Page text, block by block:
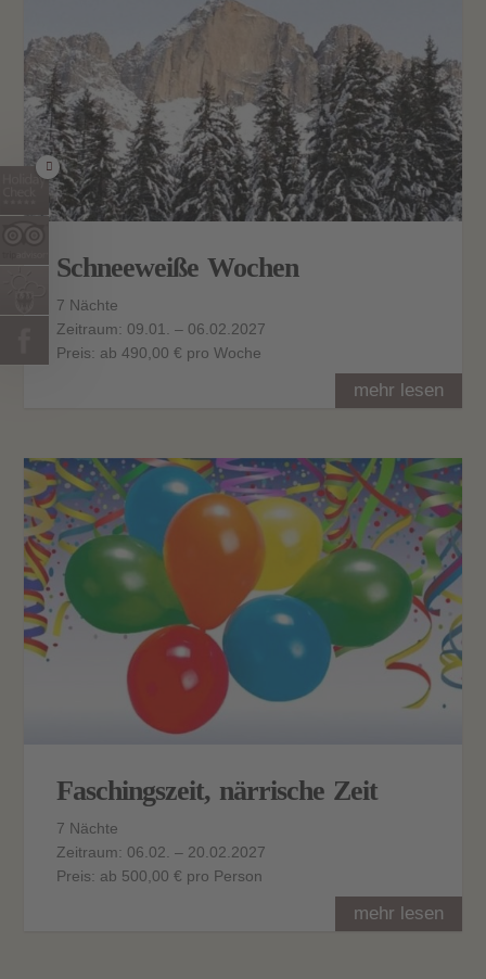
mehr lesen
Schneeweiße Wochen
7 Nächte
Zeitraum: 09.01. – 06.02.2027
Preis: ab 490,00 € pro Woche
mehr lesen
Faschingszeit, närrische Zeit
7 Nächte
Zeitraum: 06.02. – 20.02.2027
Preis: ab 500,00 € pro Person